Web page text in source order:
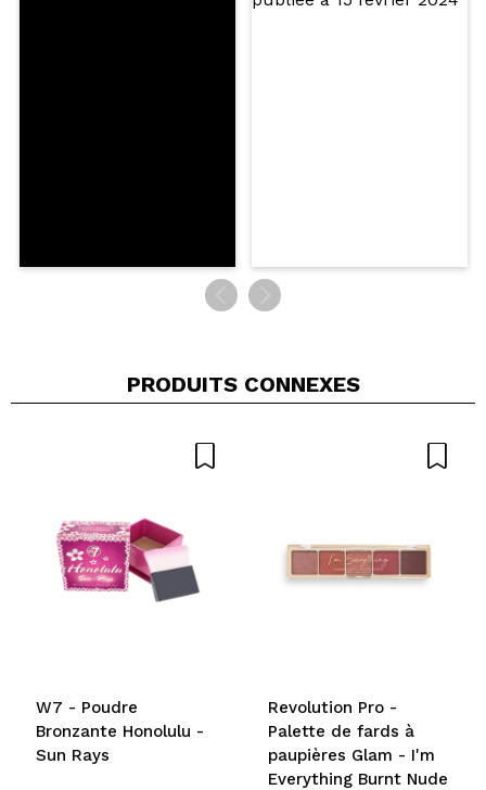
PRODUITS CONNEXES
W7 - Poudre
Bronzante Honolulu -
Sun Rays
Revolution Pro -
Palette de fards à
paupières Glam - I'm
Everything Burnt Nude